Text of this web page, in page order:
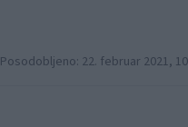
Posodobljeno: 22. februar 2021,